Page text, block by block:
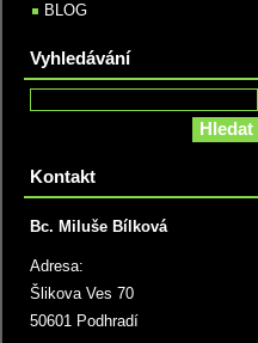
BLOG
Vyhledávání
Kontakt
Bc. Miluše Bílková
Adresa:
Šlikova Ves 70
50601 Podhradí